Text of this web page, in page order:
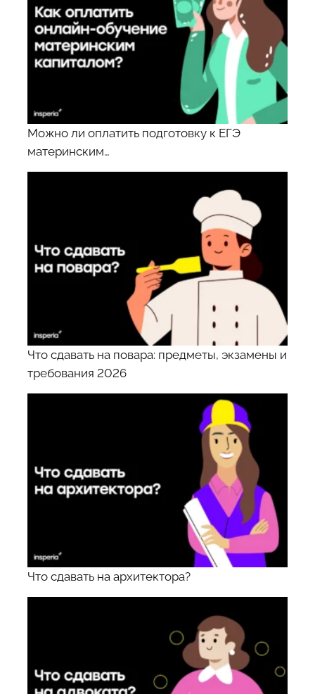
Можно ли оплатить подготовку к ЕГЭ
материнским…
Что сдавать на повара: предметы, экзамены и
требования 2026
Что сдавать на архитектора?